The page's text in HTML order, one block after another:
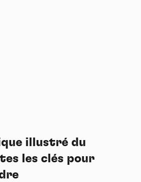
illustré du
les clés pour